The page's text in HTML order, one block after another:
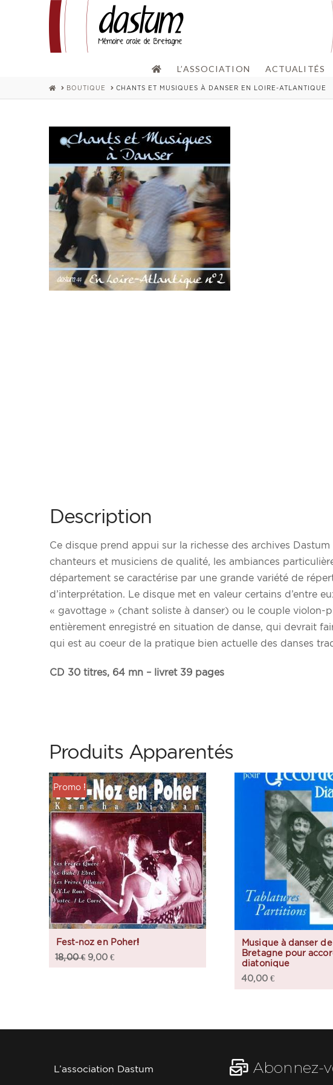
L’ASSOCIATION ACTUALITÉS
HOMEBOUTIQUE CHANTS ET MUSIQUES À DANSER EN LOIRE-ATLANTIQUE
Description
Ce disque prend appui sur la richesse des archives
chanteurs et musiciens de qualité, les ambiances
département se caractérise par une grande variété de
d’interprétation. Le disque met en valeur certains d’entre
« gavottage » (chant soliste à danser) ou le couple
entièrement enregistré en situation de danse, qui devrait
qui est au coeur de la pratique bien actuelle des danses
CD 30 titres, 64 mn – livret 39 pages
Produits Apparentés
Promo !
Fest-noz en Poher!
18,00€ 9,00€
Musique à danser
Bretagne pour
diatonique
40,00€
L’association Dastum
Abonnez-